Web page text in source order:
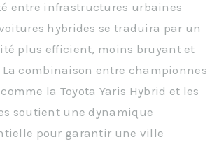
entre infrastructures urbaines
hybrides se traduira par un
plus efficient, moins bruyant et
combinaison entre championnes
la Toyota Yaris Hybrid et les
soutient une dynamique
pour garantir une ville